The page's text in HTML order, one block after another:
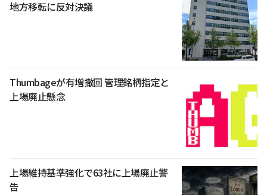
地方移転に反対決議
Thumbageが有増撤回 管理銘柄指定と
上場廃止懸念
上場維持基準強化で63社に上場廃止警
告